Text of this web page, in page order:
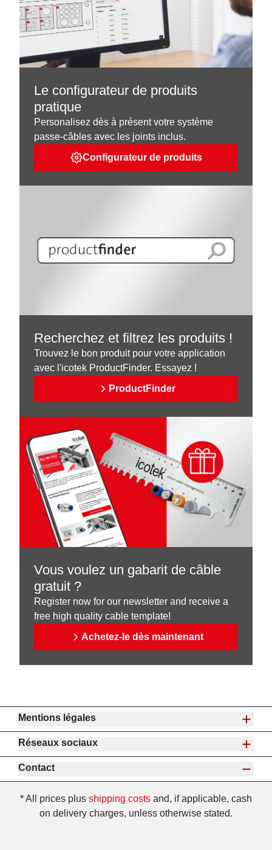
Le configurateur de produits
pratique
Personalisez dès à présent votre système
passe-câbles avec les joints inclus.
Configurateur de produits
Recherchez et filtrez les produits !
Trouvez le bon produit pour votre application
avec l'icotek ProductFinder. Essayez !
ProductFinder
Vous voulez un gabarit de câble
gratuit ?
Register now for our newsletter and receive a
free high quality cable template!
Achetez-le dès maintenant
Mentions légales
Réseaux sociaux
Contact
* All prices plus shipping costs and, if applicable, cash
on delivery charges, unless otherwise stated.